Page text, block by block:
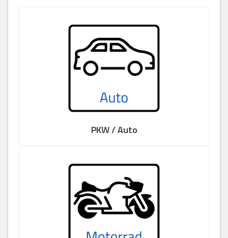
PKW / Auto